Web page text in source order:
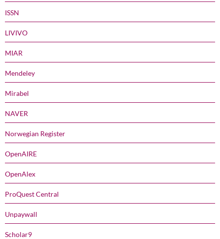
ISSN
LIVIVO
MIAR
Mendeley
Mirabel
NAVER
Norwegian Register
OpenAIRE
OpenAlex
ProQuest Central
Unpaywall
Scholar9